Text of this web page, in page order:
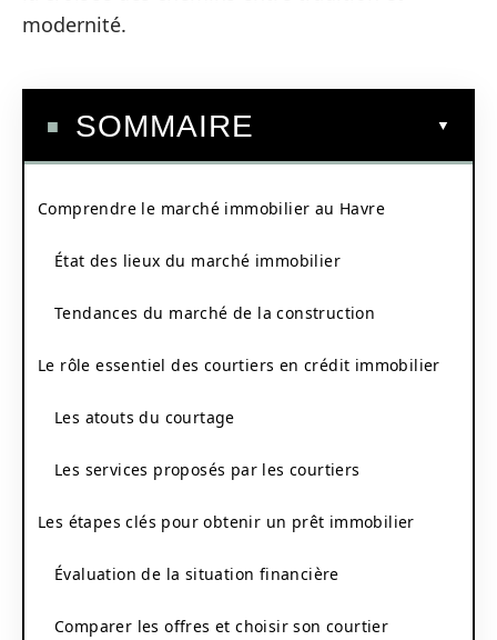
modernité.
SOMMAIRE
Comprendre le marché immobilier au Havre
État des lieux du marché immobilier
Tendances du marché de la construction
Le rôle essentiel des courtiers en crédit immobilier
Les atouts du courtage
Les services proposés par les courtiers
Les étapes clés pour obtenir un prêt immobilier
Évaluation de la situation financière
Comparer les offres et choisir son courtier